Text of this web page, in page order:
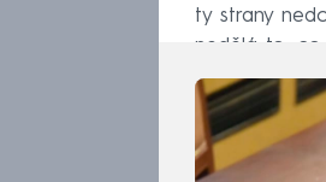
ty strany
nedělá to, co